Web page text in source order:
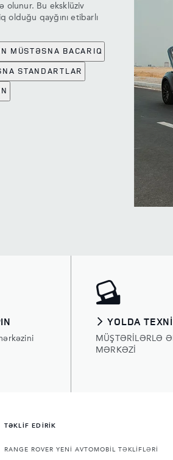
olunur. Bu eksklüziv
olduğu qayğını etibarlı
MÜSTƏSNA BACARIQ
STANDARTLAR
YOLDA
MÜŞTƏRİLƏRLƏ
MƏRKƏZİ
TƏKLİF EDİRİK
RANGE ROVER YENİ AVTOMOBİL TƏKLİFLƏRİ